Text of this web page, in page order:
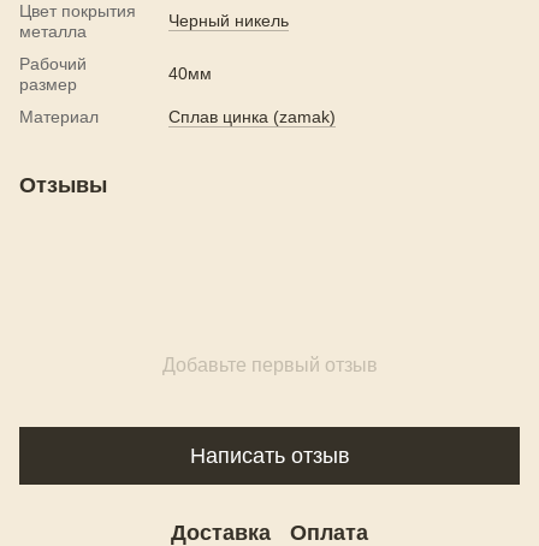
Цвет покрытия
металла
Черный никель
Рабочий
размер
40мм
Материал Сплав цинка (zamak)
Отзывы
Добавьте первый отзыв
Написать отзыв
Доставка Оплата